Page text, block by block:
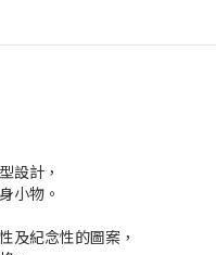
設計，
小物。
及紀念性的圖案，